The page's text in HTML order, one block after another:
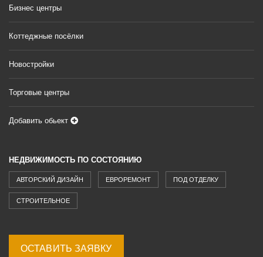
Бизнес центры
Коттеджные посёлки
Новостройки
Торговые центры
Добавить обьект
НЕДВИЖИМОСТЬ ПО СОСТОЯНИЮ
АВТОРСКИЙ ДИЗАЙН ЕВРОРЕМОНТ ПОД ОТДЕЛКУ
СТРОИТЕЛЬНОЕ
ОСТАВИТЬ ЗАЯВКУ